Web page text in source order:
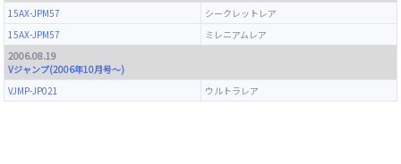
15AX-JPM57
シークレットレア
15AX-JPM57
ミレニアムレア
2006.08.19
Vジャンプ(2006年10月号～)
VJMP-JP021
ウルトラレア